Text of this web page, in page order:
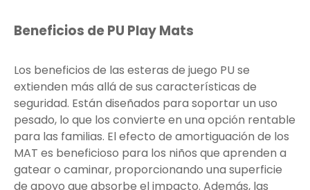
Beneficios de PU Play Mats
Los beneficios de las esteras de juego PU se
extienden más allá de sus características de
seguridad. Están diseñados para soportar un uso
pesado, lo que los convierte en una opción rentable
para las familias. El efecto de amortiguación de los
MAT es beneficioso para los niños que aprenden a
gatear o caminar, proporcionando una superficie
de apoyo que absorbe el impacto. Además, las